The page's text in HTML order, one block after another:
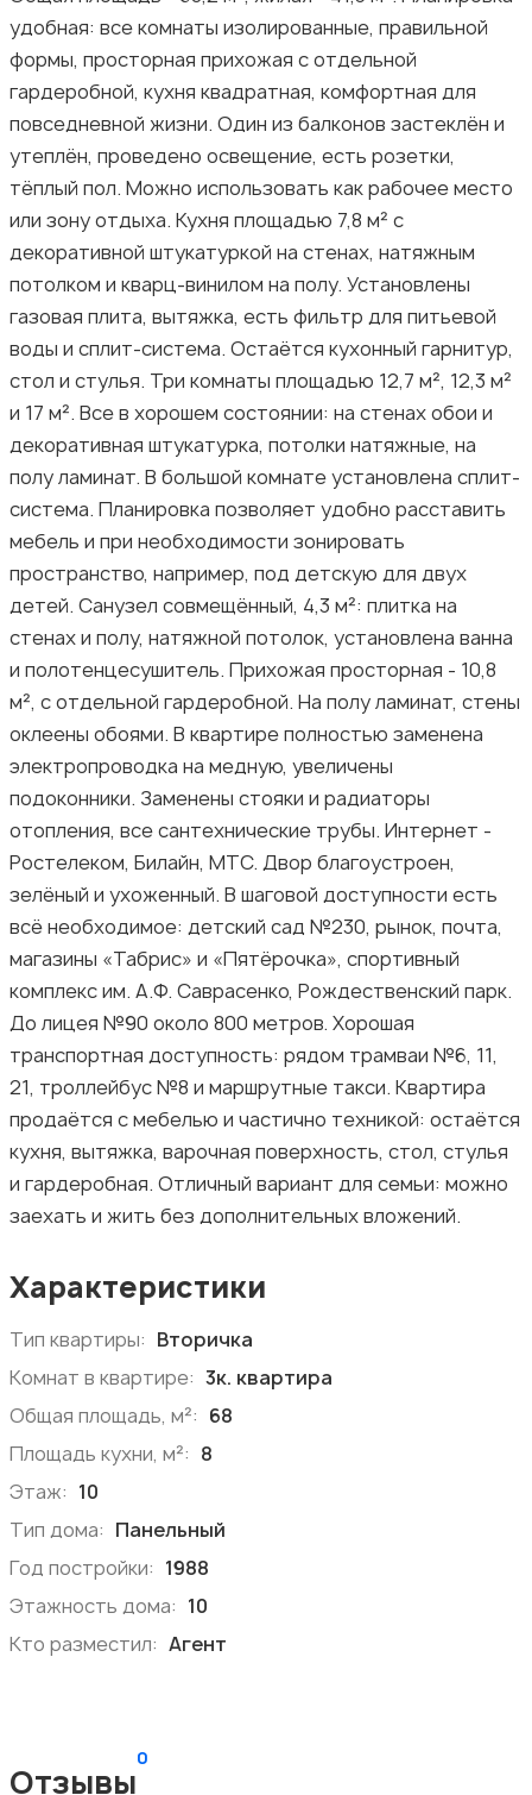
удобная: все комнаты изолированные, правильной
формы, просторная прихожая с отдельной
гардеробной, кухня квадратная, комфортная для
повседневной жизни. Один из балконов застеклён и
утеплён, проведено освещение, есть розетки,
тёплый пол. Можно использовать как рабочее место
или зону отдыха. Кухня площадью 7,8 м² с
декоративной штукатуркой на стенах, натяжным
потолком и кварц-винилом на полу. Установлены
газовая плита, вытяжка, есть фильтр для питьевой
воды и сплит-система. Остаётся кухонный гарнитур,
стол и стулья. Три комнаты площадью 12,7 м², 12,3 м²
и 17 м². Все в хорошем состоянии: на стенах обои и
декоративная штукатурка, потолки натяжные, на
полу ламинат. В большой комнате установлена сплит-
система. Планировка позволяет удобно расставить
мебель и при необходимости зонировать
пространство, например, под детскую для двух
детей. Санузел совмещённый, 4,3 м²: плитка на
стенах и полу, натяжной потолок, установлена ванна
и полотенцесушитель. Прихожая просторная - 10,8
м², с отдельной гардеробной. На полу ламинат, стены
оклеены обоями. В квартире полностью заменена
электропроводка на медную, увеличены
подоконники. Заменены стояки и радиаторы
отопления, все сантехнические трубы. Интернет -
Ростелеком, Билайн, МТС. Двор благоустроен,
зелёный и ухоженный. В шаговой доступности есть
всё необходимое: детский сад №230, рынок, почта,
магазины «Табрис» и «Пятёрочка», спортивный
комплекс им. А.Ф. Саврасенко, Рождественский парк.
До лицея №90 около 800 метров. Хорошая
транспортная доступность: рядом трамваи №6, 11,
21, троллейбус №8 и маршрутные такси. Квартира
продаётся с мебелью и частично техникой: остаётся
кухня, вытяжка, варочная поверхность, стол, стулья
и гардеробная. Отличный вариант для семьи: можно
заехать и жить без дополнительных вложений.
Характеристики
Тип квартиры: Вторичка
Комнат в квартире: 3к. квартира
Общая площадь, м²: 68
Площадь кухни, м²: 8
Этаж: 10
Тип дома: Панельный
Год постройки: 1988
Этажность дома: 10
Кто разместил: Агент
Отзывы
0